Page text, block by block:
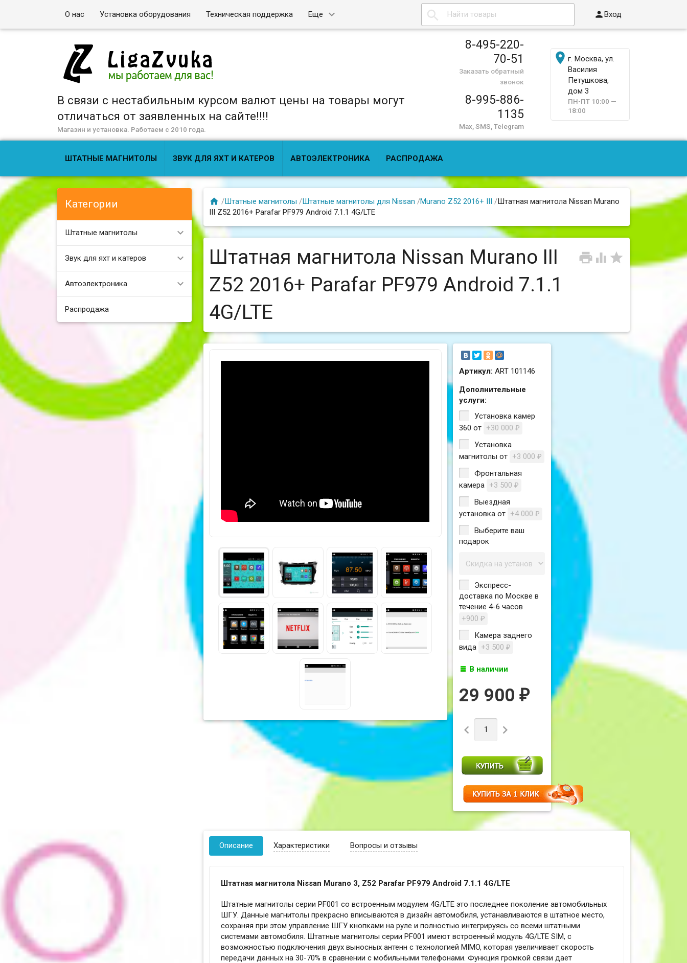
О нас Установка оборудования Техническая поддержка Еще  Вход
В связи с нестабильным курсом валют цены на товары могут
отличаться от заявленных на сайте!!!!
Магазин и установка. Работаем с 2010 года.
8-495-220-
70-51
Заказать обратный
звонок
8-995-886-
1135
Max, SMS, Telegram
г. Москва, ул.
Василия
Петушкова,
дом 3
ПН-ПТ 10:00 —
18:00
ШТАТНЫЕ МАГНИТОЛЫ ЗВУК ДЛЯ ЯХТ И КАТЕРОВ АВТОЭЛЕКТРОНИКА РАСПРОДАЖА
Категории
Штатные магнитолы
Звук для яхт и катеров
Автоэлектроника
Распродажа
 /Штатные магнитолы /Штатные магнитолы для Nissan /Murano Z52 2016+ III /Штатная магнитола Nissan Murano
III Z52 2016+ Parafar PF979 Android 7.1.1 4G/LTE
  
Штатная магнитола Nissan Murano III
Z52 2016+ Parafar PF979 Android 7.1.1
4G/LTE
Артикул:ART 101146
Дополнительные
услуги:
Установка камер
360 от +30 000₽
Установка
магнитолы от +3 000₽
Фронтальная
камера +3 500₽
Выездная
установка от +4 000₽
Выберите ваш
подарок
Экспресс-
доставка по Москве в
течение 4-6 часов
+900₽
Камера заднего
вида +3 500₽
В наличии
29 900₽
 
Описание Характеристики Вопросы и отзывы
Штатная магнитола Nissan Murano 3, Z52 Parafar PF979 Android 7.1.1 4G/LTE
Штатные магнитолы серии PF001 со встроенным модулем 4G/LTE это последнее поколение автомобильных
ШГУ. Данные магнитолы прекрасно вписываются в дизайн автомобиля, устанавливаются в штатное место,
сохраняя при этом управление ШГУ кнопками на руле и полностью интегрируясь со всеми штатными
системами автомобиля. Штатные магнитолы серии PF001 имеют встроенный модуль 4G/LTE SIM, с
возможностью подключения двух выносных антенн с технологией MIMO, которая увеличивает скорость
передачи данных на 30-70% в сравнении с мобильными телефонами. Функция громкой связи дает